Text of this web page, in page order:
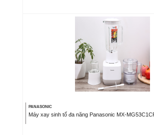
PANASONIC
Máy xay sinh tố đa năng Panasonic MX-